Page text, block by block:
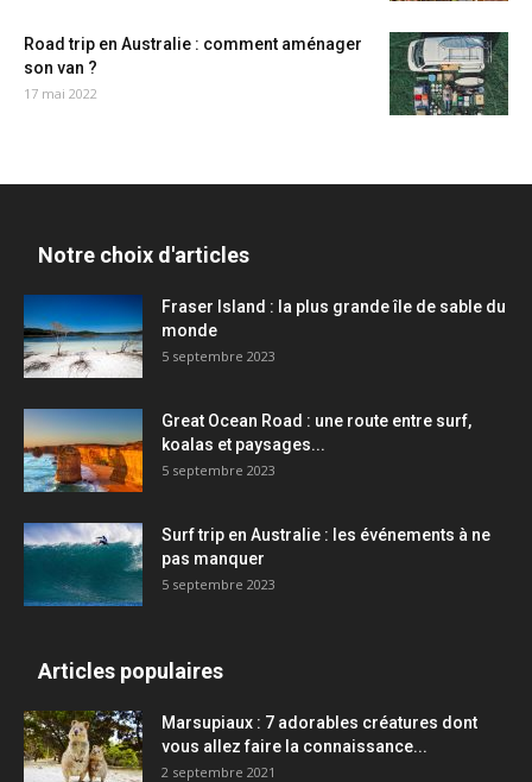
Road trip en Australie : comment aménager
son van ?
17 mai 2022
Notre choix d'articles
Fraser Island : la plus grande île de sable du
monde
5 septembre 2023
Great Ocean Road : une route entre surf,
koalas et paysages...
5 septembre 2023
Surf trip en Australie : les événements à ne
pas manquer
5 septembre 2023
Articles populaires
Marsupiaux : 7 adorables créatures dont
vous allez faire la connaissance...
2 septembre 2021